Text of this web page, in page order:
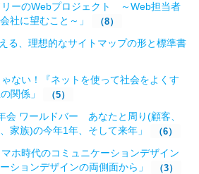
リーのWebプロジェクト ～Web担当者
社に望むこと～」
（8）
る、理想的なサイトマップの形と標準書
ない！『ネットを使って社会をよくす
関係」
（5）
会 ワールドバー あなたと周り(顧客、
家族)の今年1年、そして来年」
（6）
ホ時代のコミュニケーションデザイン
ションデザインの両側面から」
（3）